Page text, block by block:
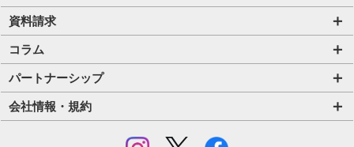
法人向け取扱端末
アグリSIM
Wi-Fiレンタル​ HIS Wi-Fi PLUS+ for Biz​
端末買取
レンタル
Wi-Fi
タブレット
ハザードトーク
アルキラー
Bizfone（クラウドPBX）
MDM
資料請求
お役立ち資料一覧
IoT資料一覧
DX資料一覧
コラム
法人コラム
パートナーシップ
店舗型代理店募集
会社情報・規約